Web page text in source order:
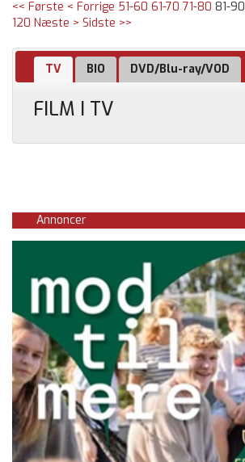
<< Første < Forrige 51-60 61-70 71-80 81-90
120 Næste > Sidste >>
TV BIO DVD/Blu-ray/VOD
FILM I TV
Annoncer